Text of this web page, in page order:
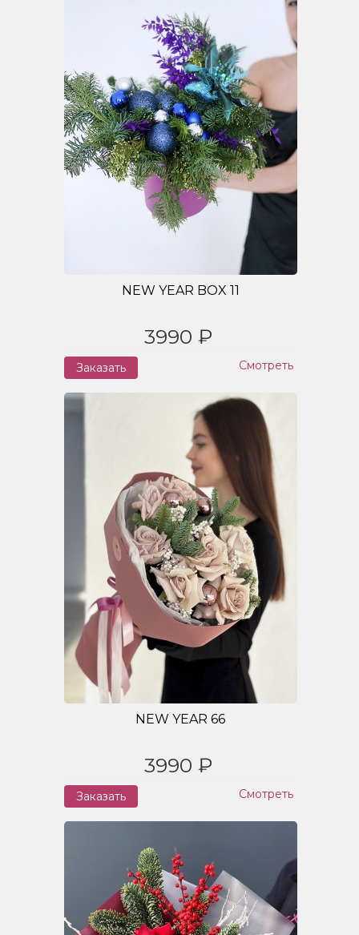
NEW YEAR BOX 11
3990 ₽
Заказать Смотреть
NEW YEAR 66
3990 ₽
Заказать Смотреть